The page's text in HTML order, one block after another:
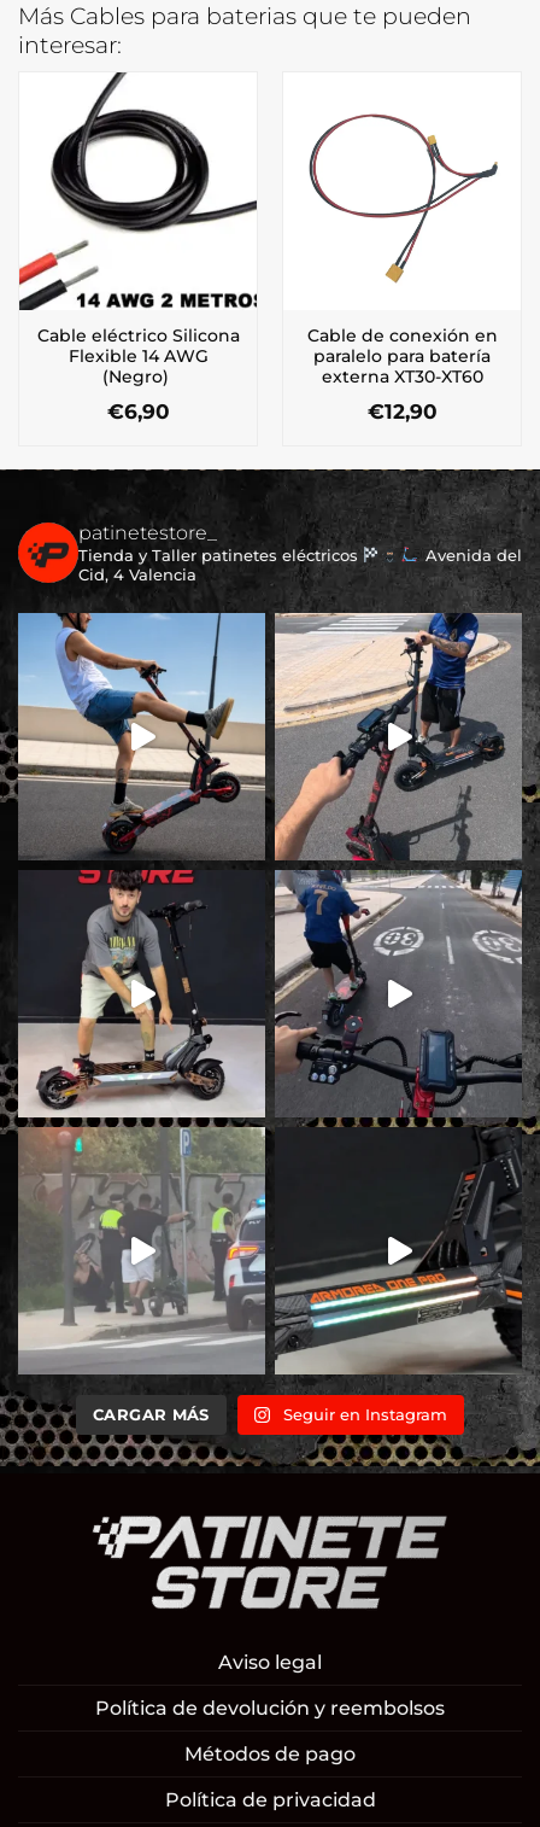
Más Cables para baterias que te pueden
interesar:
Cable eléctrico Silicona
Flexible 14 AWG
(Negro)
€6,90
Cable de conexión en
paralelo para batería
externa XT30-XT60
€12,90
patinetestore_
Tienda y Taller patinetes eléctricos
Avenida del
Cid, 4 Valencia
CARGAR MÁS Seguir en Instagram
Aviso legal
Política de devolución y reembolsos
Métodos de pago
Política de privacidad